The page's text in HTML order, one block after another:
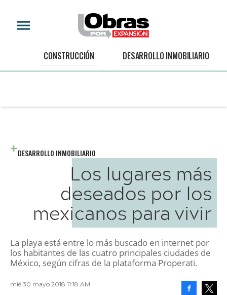
CONSTRUCCIÓN DESARROLLO INMOBILIARIO
DESARROLLO INMOBILIARIO
Los lugares más
deseados por los
mexicanos para vivir
La playa está entre lo más buscado en internet por
los habitantes de las cuatro principales ciudades de
México, según cifras de la plataforma Properati.
mié 30 mayo 2018 11:18 AM